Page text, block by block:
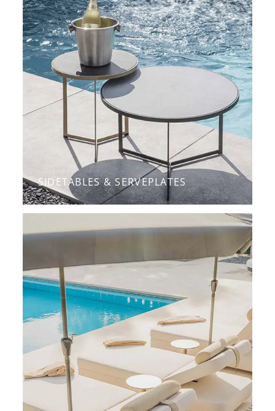
SIDETABLES & SERVEPLATES